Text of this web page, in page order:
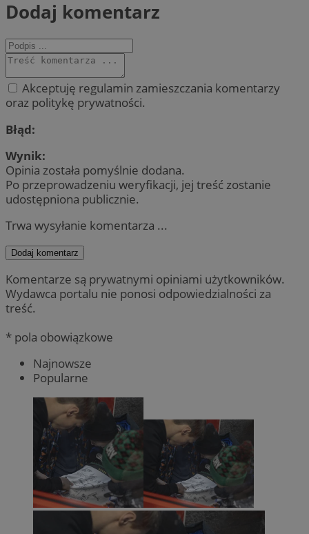
Dodaj komentarz
Akceptuję regulamin zamieszczania komentarzy
oraz politykę prywatności.
Błąd:
Wynik:
Opinia została pomyślnie dodana.
Po przeprowadzeniu weryfikacji, jej treść zostanie
udostępniona publicznie.
Trwa wysyłanie komentarza ...
Dodaj komentarz
Komentarze są prywatnymi opiniami użytkowników.
Wydawca portalu nie ponosi odpowiedzialności za
treść.
* pola obowiązkowe
Najnowsze
Popularne